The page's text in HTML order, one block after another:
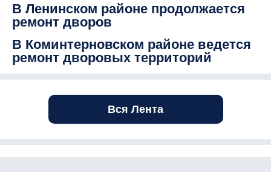
В Ленинском районе продолжается
ремонт дворов
В Коминтерновском районе ведется
ремонт дворовых территорий
Вся Лента